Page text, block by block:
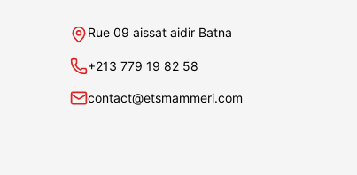
Rue 09 aissat aidir Batna
+213 779 19 82 58
contact@etsmammeri.com